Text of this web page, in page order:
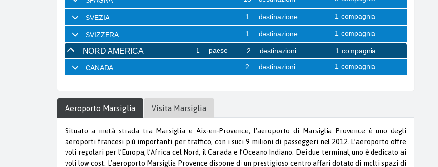
Aeroporto Marsiglia Visita Marsiglia
Situato a metà strada tra Marsiglia e Aix-en-Provence, l’aeroporto di Marsiglia Provence è uno degli
aeroporti francesi più importanti per traffico, con i suoi 9 milioni di passeggeri nel 2012. L’aeroporto offre
voli regolari per l’Europa, l’Africa del Nord, il Canada e l’Oceano Indiano. Dei due terminal, uno è dedicato ai
voli low cost. L’aeroporto Marsiglia Provence dispone di un prestigioso centro affari dotato di molti spazi di